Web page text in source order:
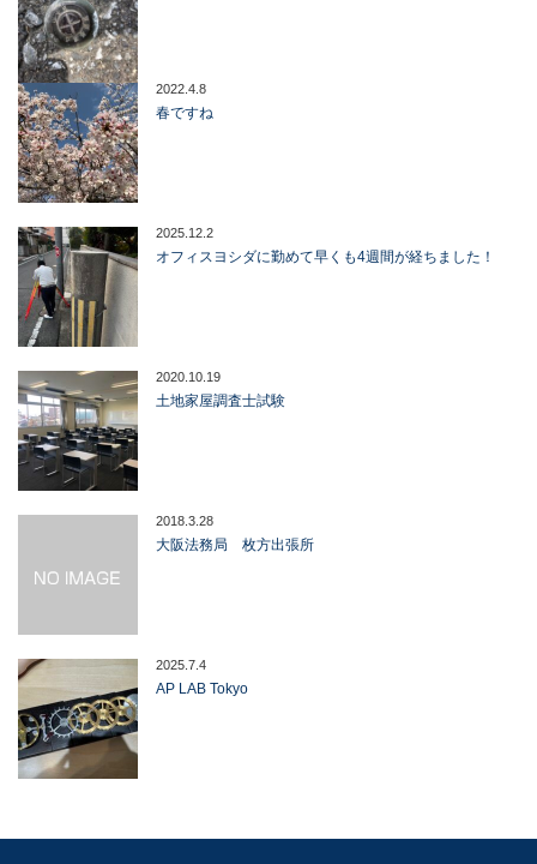
2022.4.8
春ですね
2025.12.2
オフィスヨシダに勤めて早くも4週間が経ちました！
2020.10.19
土地家屋調査士試験
2018.3.28
大阪法務局 枚方出張所
2025.7.4
AP LAB Tokyo